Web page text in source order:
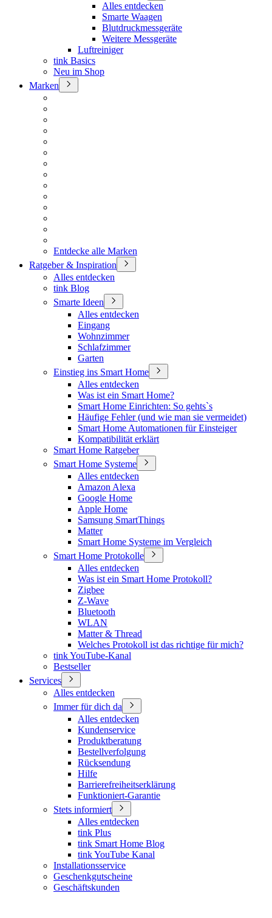
Alles entdecken
Smarte Waagen
Blutdruckmessgeräte
Weitere Messgeräte
Luftreiniger
tink Basics
Neu im Shop
Marken
Entdecke alle Marken
Ratgeber & Inspiration
Alles entdecken
tink Blog
Smarte Ideen
Alles entdecken
Eingang
Wohnzimmer
Schlafzimmer
Garten
Einstieg ins Smart Home
Alles entdecken
Was ist ein Smart Home?
Smart Home Einrichten: So gehts`s
Häufige Fehler (und wie man sie vermeidet)
Smart Home Automationen für Einsteiger
Kompatibilität erklärt
Smart Home Ratgeber
Smart Home Systeme
Alles entdecken
Amazon Alexa
Google Home
Apple Home
Samsung SmartThings
Matter
Smart Home Systeme im Vergleich
Smart Home Protokolle
Alles entdecken
Was ist ein Smart Home Protokoll?
Zigbee
Z-Wave
Bluetooth
WLAN
Matter & Thread
Welches Protokoll ist das richtige für mich?
tink YouTube-Kanal
Bestseller
Services
Alles entdecken
Immer für dich da
Alles entdecken
Kundenservice
Produktberatung
Bestellverfolgung
Rücksendung
Hilfe
Barrierefreiheitserklärung
Funktioniert-Garantie
Stets informiert
Alles entdecken
tink Plus
tink Smart Home Blog
tink YouTube Kanal
Installationsservice
Geschenkgutscheine
Geschäftskunden